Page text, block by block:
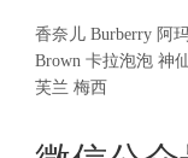
香奈儿 Burberry 阿
Brown 卡拉泡泡 神
芙兰 梅西